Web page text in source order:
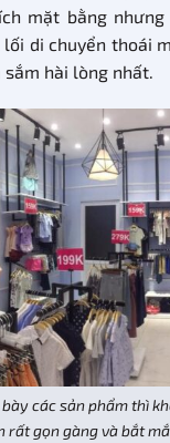
mặt bằng
di chuyển thoái
hài lòng nhất.
các sản phẩm thì
rất gọn gàng và bắt